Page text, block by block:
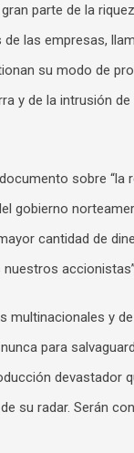
parte de la
las empresas,
su modo de
y de la intrusión
sobre “la
gobierno
cantidad de
multinacionales y
para
devastador
su radar. Serán